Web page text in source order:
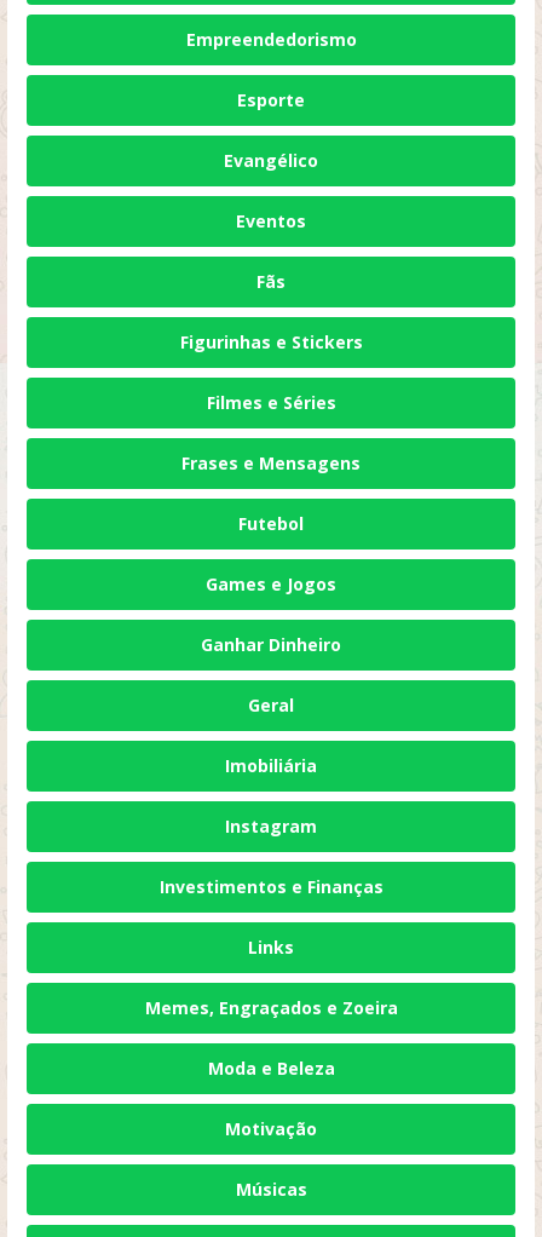
Empreendedorismo
Esporte
Evangélico
Eventos
Fãs
Figurinhas e Stickers
Filmes e Séries
Frases e Mensagens
Futebol
Games e Jogos
Ganhar Dinheiro
Geral
Imobiliária
Instagram
Investimentos e Finanças
Links
Memes, Engraçados e Zoeira
Moda e Beleza
Motivação
Músicas